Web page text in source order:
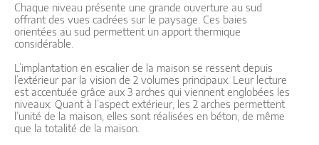
Chaque niveau présente une grande ouverture au sud
offrant des vues cadrées sur le paysage. Ces baies
orientées au sud permettent un apport thermique
considérable.
L’implantation en escalier de la maison se ressent depuis
l’extérieur par la vision de 2 volumes principaux. Leur lecture
est accentuée grâce aux 3 arches qui viennent englobées les
niveaux. Quant à l’aspect extérieur, les 2 arches permettent
l’unité de la maison, elles sont réalisées en béton, de même
que la totalité de la maison.